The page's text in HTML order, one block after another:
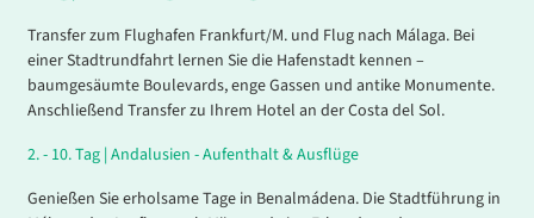
Transfer zum Flughafen Frankfurt/M. und Flug nach Málaga. Bei
einer Stadtrundfahrt lernen Sie die Hafenstadt kennen –
baumgesäumte Boulevards, enge Gassen und antike Monumente.
Anschließend Transfer zu Ihrem Hotel an der Costa del Sol.
2. - 10.Tag | Andalusien - Aufenthalt & Ausflüge
Genießen Sie erholsame Tage in Benalmádena. Die Stadtführung in